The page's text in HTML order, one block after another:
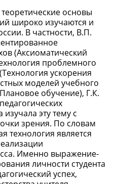
основы
широко изучаются и
В частности, В.П.
(Аксиоматический
проблемного
ускорения
моделей учебного
обучение), Г.К.
эту тему с
зрения. По словам
технология является
Именно выражение-
личности студента
успех,